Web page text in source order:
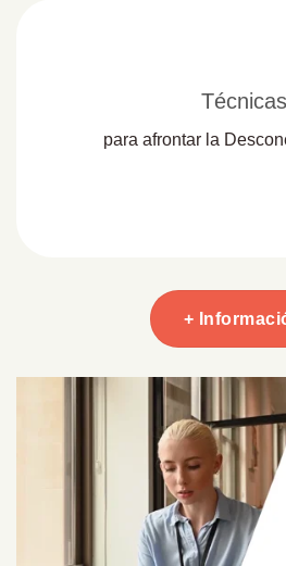
Técnicas
para afrontar la
+